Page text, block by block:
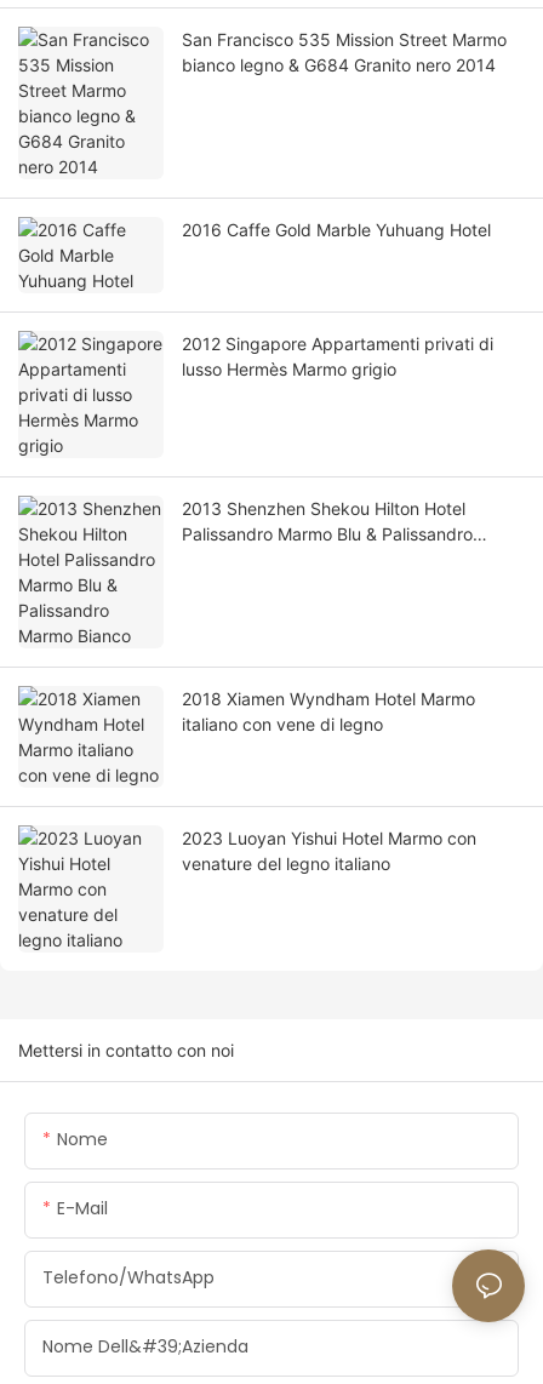
San Francisco 535 Mission Street Marmo
bianco legno & G684 Granito nero 2014
2016 Caffe Gold Marble Yuhuang Hotel
2012 Singapore Appartamenti privati ​​di
lusso Hermès Marmo grigio
2013 Shenzhen Shekou Hilton Hotel
Palissandro Marmo Blu & Palissandro
2018 Xiamen Wyndham Hotel Marmo
italiano con vene di legno
2023 Luoyan Yishui Hotel Marmo con
venature del legno italiano
Mettersi in contatto con noi
Nome
E-Mail
Telefono/WhatsApp
Nome Dell&#39;azienda